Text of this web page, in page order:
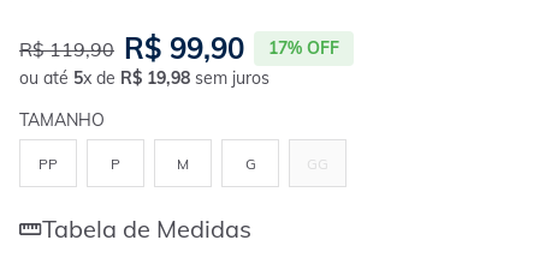
R$ 119,90 R$ 99,90 17% OFF
ou até 5x de R$ 19,98 sem juros
TAMANHO
PP P M G GG
Tabela de Medidas